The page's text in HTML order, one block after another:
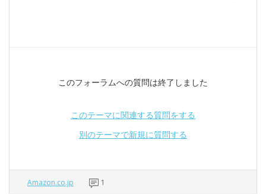
このフォーラムへの質問は終了しました
このテーマに関連する質問をする
別のテーマで新規に質問する
Amazon.co.jp 1